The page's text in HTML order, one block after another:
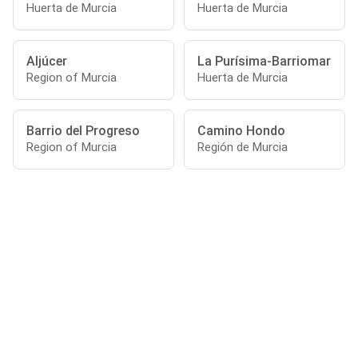
Huerta de Murcia Huerta de Murcia
Aljúcer
Region of Murcia
La Purísima-Barriomar
Huerta de Murcia
Barrio del Progreso
Region of Murcia
Camino Hondo
Región de Murcia